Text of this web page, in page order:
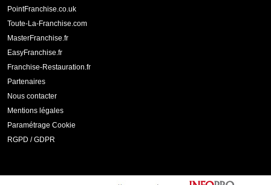
PointFranchise.co.uk
Toute-La-Franchise.com
MasterFranchise.fr
EasyFranchise.fr
Franchise-Restauration.fr
Partenaires
Nous contacter
Mentions légales
Paramétrage Cookie
RGPD / GDPR